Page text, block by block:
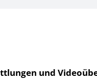
und